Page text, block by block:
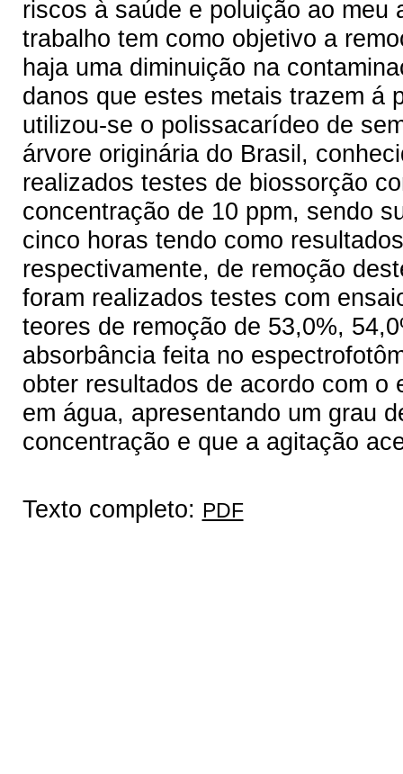
riscos à saúde e poluição ao
trabalho tem como objetivo a
haja uma diminuição na
danos que estes metais trazem á
utilizou-se o polissacarídeo de
árvore originária do Brasil,
realizados testes de biossorção
concentração de 10 ppm, sendo
cinco horas tendo como
respectivamente, de remoção
foram realizados testes com
teores de remoção de 53,0%,
absorbância feita no
obter resultados de acordo com
em água, apresentando um grau
concentração e que a agitação
Texto completo: PDF